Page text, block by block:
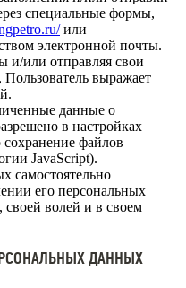
специальные формы,
или
электронной почты.
и/или отправляя свои
выражает
данные о
в настройках
сохранение файлов
JavaScript).
самостоятельно
его персональных
своей волей и в своем
ДАННЫХ